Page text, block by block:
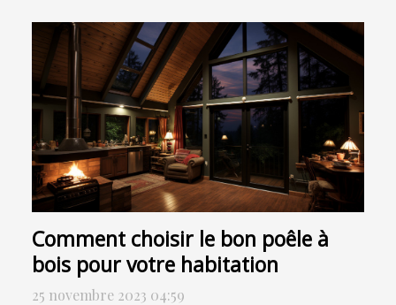
Comment choisir le bon poêle à
bois pour votre habitation
25 novembre 2023 04:59